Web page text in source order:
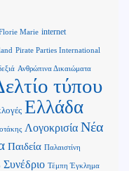
Marie internet
Pirate Parties International
Ανθρώπινα Δικαιώματα
τύπου
Ελλάδα
Λογοκρισία Νέα
Παιδεία Παλαιστίνη
Συνέδριο Τέμπη Έγκλημα